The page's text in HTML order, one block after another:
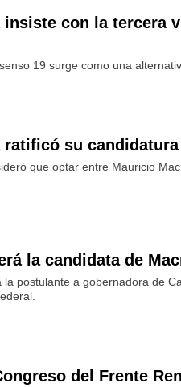
insiste con la tercera
19 surge como una
ratificó su
que optar entre Mauricio
la candidata de
la postulante a gobernadora de
del Frente